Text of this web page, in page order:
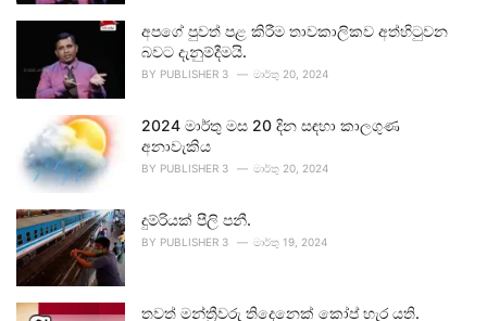
අපගේ පුවත් පළ කිරීම තාවකාලිකව අත්හිටුවන
බවට දැනුම්දීමයි.
BY PUBLISHER 3 මාර්තු 20, 2024
2024 මාර්තු මස 20 දින සඳහා කාලගුණ
අනාවැකිය
BY PUBLISHER 3 මාර්තු 20, 2024
දුම්රියක් පීලි පනී.
BY PUBLISHER 3 මාර්තු 19, 2024
තවත් මන්ත්‍රීවරු තිදෙනෙක් කෝප් හැර යති.